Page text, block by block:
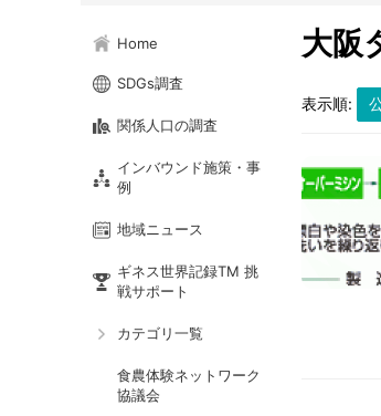
Home
SDGs調査
関係人口の調査
インバウンド施策・事
例
地域ニュース
ギネス世界記録TM 挑
戦サポート
カテゴリ一覧
食農体験ネットワーク
協議会
大阪
表示順: